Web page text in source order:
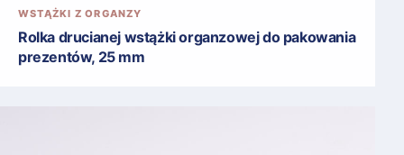
WSTĄŻKI Z ORGANZY
Rolka drucianej wstążki organzowej do pakowania
prezentów, 25 mm